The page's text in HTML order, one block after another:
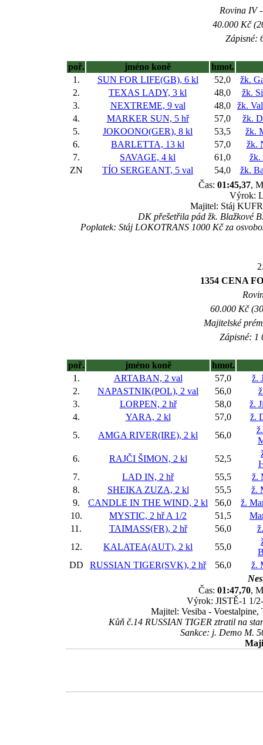
Rovina IV
40.000 Kč
Zápisné:
poř. jméno koně
hmot.
1.
SUN FOR LIFE(GB), 6 kl 52,0
žk.
2.
TEXAS LADY, 3 kl 48,0
žk.
3.
NEXTREME, 9 val 48,0
žk.
4.
MARKER SUN, 5 hř 57,0
žk.
5.
JOKOONO(GER), 8 kl 53,5
žk.
6.
BARLETTA, 13 kl 57,0
žk.
7.
SAVAGE, 4 kl 61,0
žk.
ZN
TÍO SERGEANT, 5 val 54,0
žk.
Čas: 01:45,37,
Výrok:
Majitel: Stáj
DK přešetřila pád žk. Blažkové
Poplatek: Stáj LOKOTRANS 1000 Kč za
1354 CENA
60.000 Kč
Majitelské
Zápisné: 1
poř. jméno koně
hmot.
1.
ARTABAN, 2 val 57,0
ž.
2.
NAPASTNIK(POL), 2 val 56,0
3.
LORPEN, 2 hř 58,0
ž.
4.
YARA, 2 kl 57,0
ž.
5.
AMGA RIVER(IRE), 2 kl 56,0
6.
RAJČI ŠIMON, 2 kl 52,5
7.
LAD IN, 2 hř 55,5
ž.
8.
SHEIKA ZUZA, 2 kl 55,5
ž.
9.
CANDLE IN THE WIND, 2 kl 56,0
ž.
10.
MYSTIC, 2 hřA 1/2 51,5
11.
TAIMASS(FR), 2 hř 56,0
12.
KALATEA(AUT), 2 kl 55,0
DD
RUSSIAN TIGER(SVK), 2 hř 56,0
ž.
Čas: 01:47,70,
Výrok: JISTĚ-1 1/
Majitel: Vesiba - Voestalpine,
Kůň č.14 RUSSIAN TIGER ztratil na
Sankce: j. Demo M.